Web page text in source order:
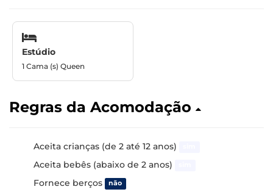
Estúdio
1 Cama (s) Queen
Regras da Acomodação
Aceita crianças (de 2 até 12 anos)
Aceita bebês (abaixo de 2 anos)
Fornece berços não